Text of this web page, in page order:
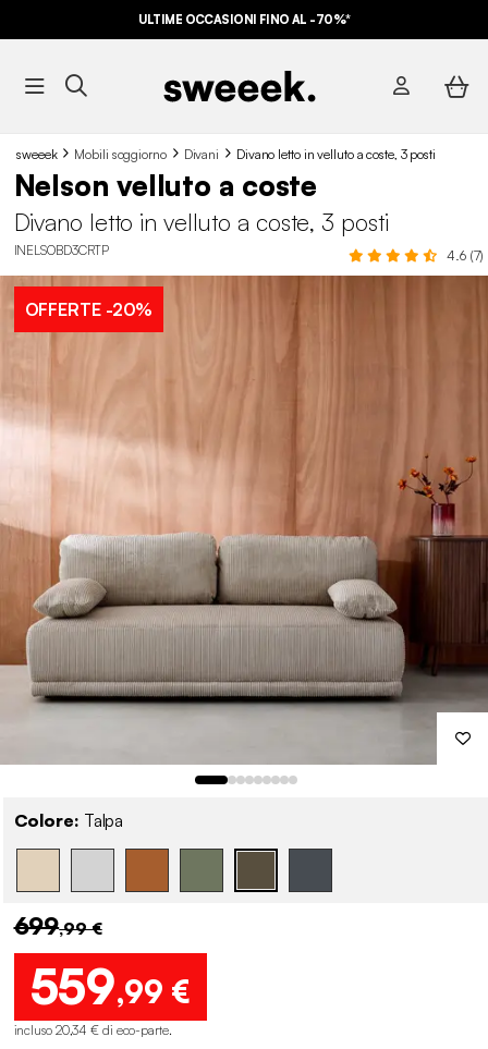
ULTIME OCCASIONI FINO AL -70%*
sweeek Mobili soggiorno Divani Divano letto in velluto a coste, 3 posti
Nelson velluto a coste
Divano letto in velluto a coste, 3 posti
INELSOBD3CRTP 4.6 (7)
OFFERTE-20%
Colore: Talpa
699,99 €
559,99 €
incluso 20,34 € di eco-parte.